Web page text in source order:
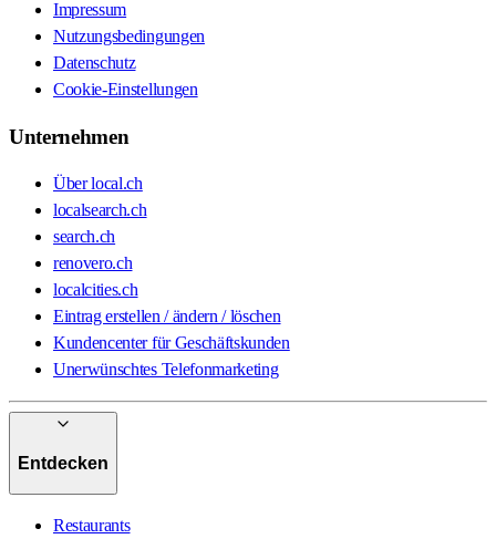
Impressum
Nutzungsbedingungen
Datenschutz
Cookie-Einstellungen
Unternehmen
Über local.ch
localsearch.ch
search.ch
renovero.ch
localcities.ch
Eintrag erstellen / ändern / löschen
Kundencenter für Geschäftskunden
Unerwünschtes Telefonmarketing
Entdecken
Restaurants